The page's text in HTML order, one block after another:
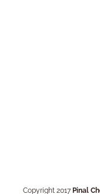
Copyright 2017 Pinal